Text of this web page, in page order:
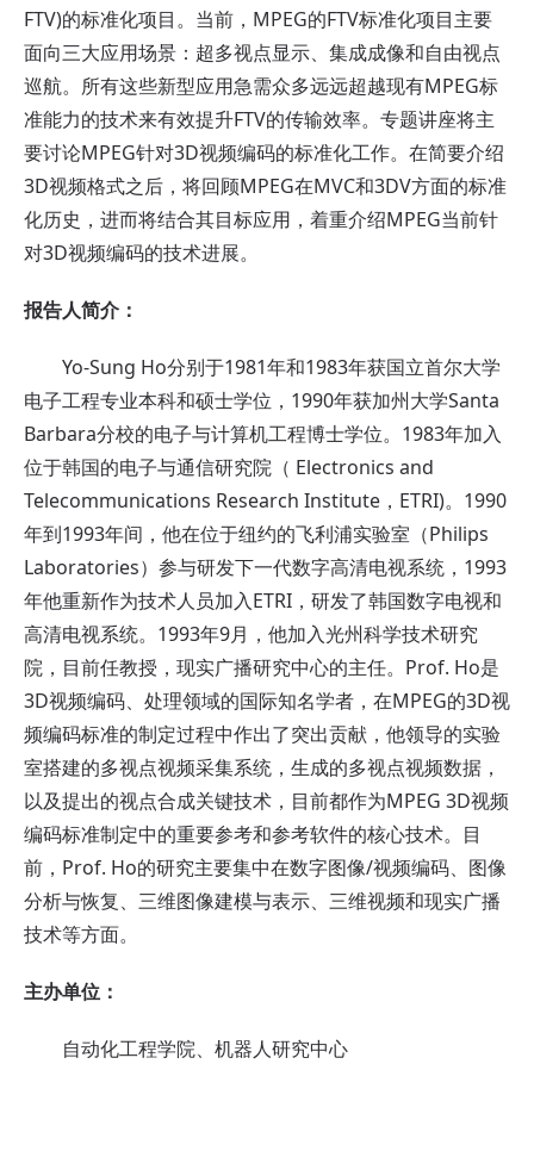
FTV)的标准化项目。当前，MPEG的FTV标准化项目主要
面向三大应用场景：超多视点显示、集成成像和自由视点
巡航。所有这些新型应用急需众多远远超越现有MPEG标
准能力的技术来有效提升FTV的传输效率。专题讲座将主
要讨论MPEG针对3D视频编码的标准化工作。在简要介绍
3D视频格式之后，将回顾MPEG在MVC和3DV方面的标准
化历史，进而将结合其目标应用，着重介绍MPEG当前针
对3D视频编码的技术进展。
报告人简介：
Yo-Sung Ho分别于1981年和1983年获国立首尔大学
电子工程专业本科和硕士学位，1990年获加州大学Santa
Barbara分校的电子与计算机工程博士学位。1983年加入
位于韩国的电子与通信研究院（ Electronics and
Telecommunications Research Institute，ETRI)。1990
年到1993年间，他在位于纽约的飞利浦实验室（Philips
Laboratories）参与研发下一代数字高清电视系统，1993
年他重新作为技术人员加入ETRI，研发了韩国数字电视和
高清电视系统。1993年9月，他加入光州科学技术研究
院，目前任教授，现实广播研究中心的主任。Prof. Ho是
3D视频编码、处理领域的国际知名学者，在MPEG的3D视
频编码标准的制定过程中作出了突出贡献，他领导的实验
室搭建的多视点视频采集系统，生成的多视点视频数据，
以及提出的视点合成关键技术，目前都作为MPEG 3D视频
编码标准制定中的重要参考和参考软件的核心技术。目
前，Prof. Ho的研究主要集中在数字图像/视频编码、图像
分析与恢复、三维图像建模与表示、三维视频和现实广播
技术等方面。
主办单位：
自动化工程学院、机器人研究中心